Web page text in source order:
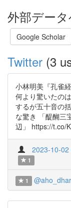
外部デー
Google Scholar
Twitter (3
小林明美『孔雀
何より驚いたの
するが五十音の
な驚き 「醍醐三
辺」 https://t.co/
2023-10-
1
1